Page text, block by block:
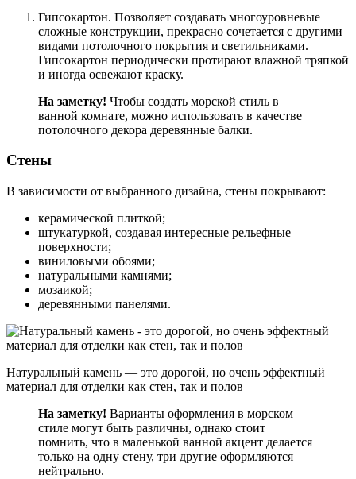
Гипсокартон. Позволяет создавать многоуровневые
сложные конструкции, прекрасно сочетается с другими
видами потолочного покрытия и светильниками.
Гипсокартон периодически протирают влажной тряпкой
и иногда освежают краску.
На заметку! Чтобы создать морской стиль в
ванной комнате, можно использовать в качестве
потолочного декора деревянные балки.
Стены
В зависимости от выбранного дизайна, стены покрывают:
керамической плиткой;
штукатуркой, создавая интересные рельефные
поверхности;
виниловыми обоями;
натуральными камнями;
мозаикой;
деревянными панелями.
Натуральный камень — это дорогой, но очень эффектный
материал для отделки как стен, так и полов
На заметку! Варианты оформления в морском
стиле могут быть различны, однако стоит
помнить, что в маленькой ванной акцент делается
только на одну стену, три другие оформляются
нейтрально.